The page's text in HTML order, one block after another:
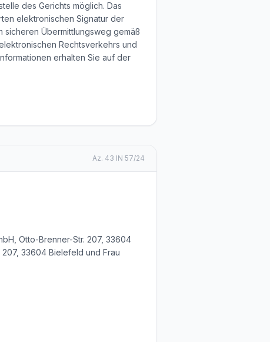
des Gerichts möglich. Das
elektronischen Signatur der
Übermittlungsweg gemäß
Rechtsverkehrs und
erhalten Sie auf der
Az. 43 IN 57/24
Otto-Brenner-Str. 207, 33604
33604 Bielefeld und Frau